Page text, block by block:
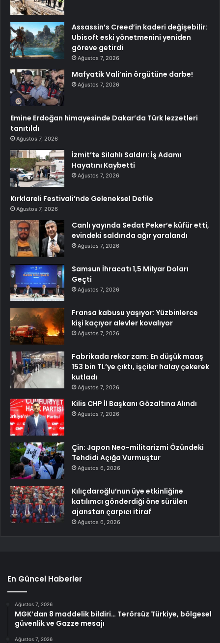
Assassin’s Creed’in kaderi değişebilir:
Ubisoft eski yönetmenini yeniden
göreve getirdi
Ağustos 7, 2026
Mafyatik Vali’nin örgütüne darbe!
Ağustos 7, 2026
Emine Erdoğan himayesinde Dakar’da Türk lezzetleri
tanıtıldı
Ağustos 7, 2026
İzmit’te Silahlı Saldırı: İş Adamı
Hayatını Kaybetti
Ağustos 7, 2026
Kırklareli Festivali’nde Geleneksel Defile
Ağustos 7, 2026
Canlı yayında Sedat Peker’e küfür etti,
evindeki saldırıda ağır yaralandı
Ağustos 7, 2026
Samsun İhracatı 1,5 Milyar Doları
Geçti
Ağustos 7, 2026
Fransa kabusu yaşıyor: Yüzbinlerce
kişi kaçıyor alevler kovalıyor
Ağustos 7, 2026
Fabrikada rekor zam: En düşük maaş
153 bin TL’ye çıktı, işçiler halay çekerek
kutladı
Ağustos 7, 2026
Kilis CHP İl Başkanı Gözaltına Alındı
Ağustos 7, 2026
Çin: Japon Neo-militarizmi Özündeki
Tehdidi Açığa Vurmuştur
Ağustos 6, 2026
Kılıçdaroğlu’nun üye etkinliğine
katılımcı gönderdiği öne sürülen
ajanstan çarpıcı itiraf
Ağustos 6, 2026
En Güncel Haberler
Ağustos 7, 2026
MGK’dan 8 maddelik bildiri… Terörsüz Türkiye, bölgesel
güvenlik ve Gazze mesajı
Ağustos 7, 2026